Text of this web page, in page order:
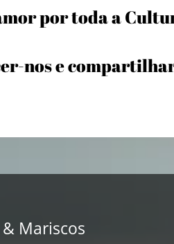
por toda a
nos e
Mariscos